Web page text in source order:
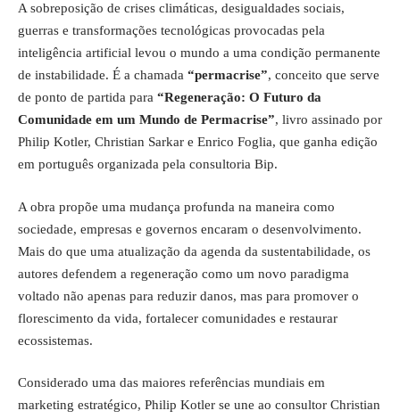
A sobreposição de crises climáticas, desigualdades sociais,
guerras e transformações tecnológicas provocadas pela
inteligência artificial levou o mundo a uma condição permanente
de instabilidade. É a chamada “permacrise”, conceito que serve
de ponto de partida para “Regeneração: O Futuro da
Comunidade em um Mundo de Permacrise”, livro assinado por
Philip Kotler, Christian Sarkar e Enrico Foglia, que ganha edição
em português organizada pela consultoria Bip.
A obra propõe uma mudança profunda na maneira como
sociedade, empresas e governos encaram o desenvolvimento.
Mais do que uma atualização da agenda da sustentabilidade, os
autores defendem a regeneração como um novo paradigma
voltado não apenas para reduzir danos, mas para promover o
florescimento da vida, fortalecer comunidades e restaurar
ecossistemas.
Considerado uma das maiores referências mundiais em
marketing estratégico, Philip Kotler se une ao consultor Christian